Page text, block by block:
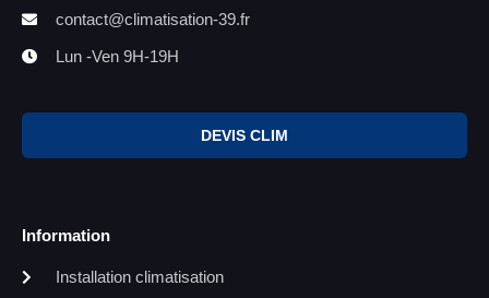
contact@climatisation-39.fr
Lun -Ven 9H-19H
DEVIS CLIM
Information
Installation climatisation